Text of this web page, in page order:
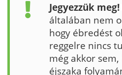
Jegyezzük meg!
általában nem
hogy ébredést
reggelre nincs
még akkor sem,
éjszaka